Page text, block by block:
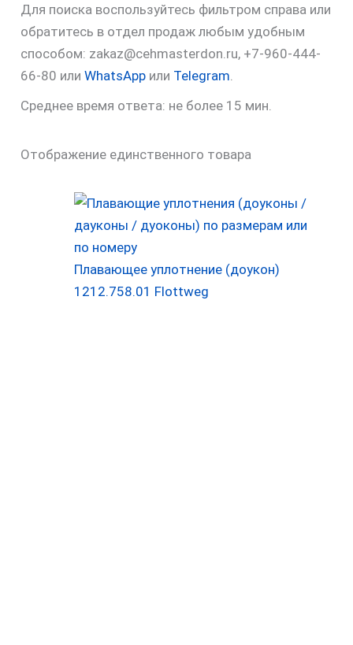
Для поиска воспользуйтесь фильтром справа или
обратитесь в отдел продаж любым удобным
способом: zakaz@cehmasterdon.ru, +7-960-444-
66-80 илиWhatsApp или Telegram
Среднее время ответа: не более 15 мин.
Отображение единственного товара
Плавающее уплотнение (доукон)
1212.758.01 Flottweg